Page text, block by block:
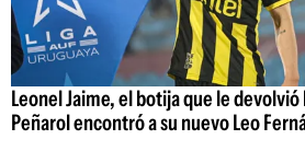
Leonel Jaime, el botija que le
Peñarol encontró a su nuevo Leo